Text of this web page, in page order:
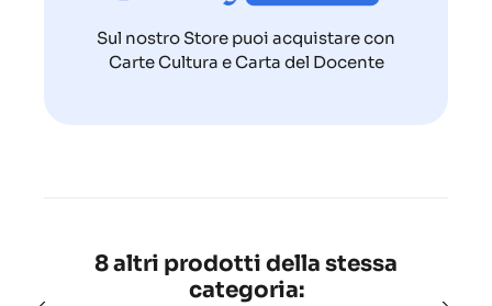
Sul nostro Store puoi acquistare con
Carte Cultura e Carta del Docente
8 altri prodotti della stessa
categoria: